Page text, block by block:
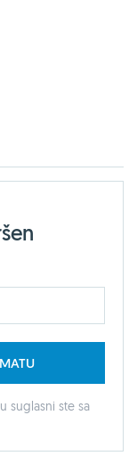
suglasni ste sa